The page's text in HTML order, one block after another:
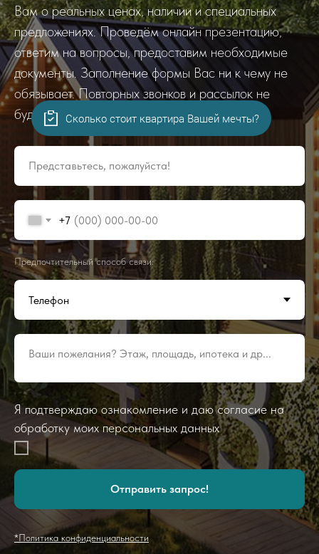
Вам о реальных ценах, наличии и специальных
предложениях. Проведём онлайн презентацию,
ответим на вопросы, предоставим необходимые
документы. Заполнение формы Вас ни к чему не
обязывает. Повторных звонков и рассылок не
будет. Гарантируем!
Представьтесь, пожалуйста!
+7
Предпочтительный способ связи:
Ваши пожелания? Этаж, площадь, ипотека и др...
Я подтверждаю ознакомление и даю согласие на
обработку моих персональных данных
Отправить запрос!
*Политика конфиденциальности
Сколько стоит квартира Вашей мечты?